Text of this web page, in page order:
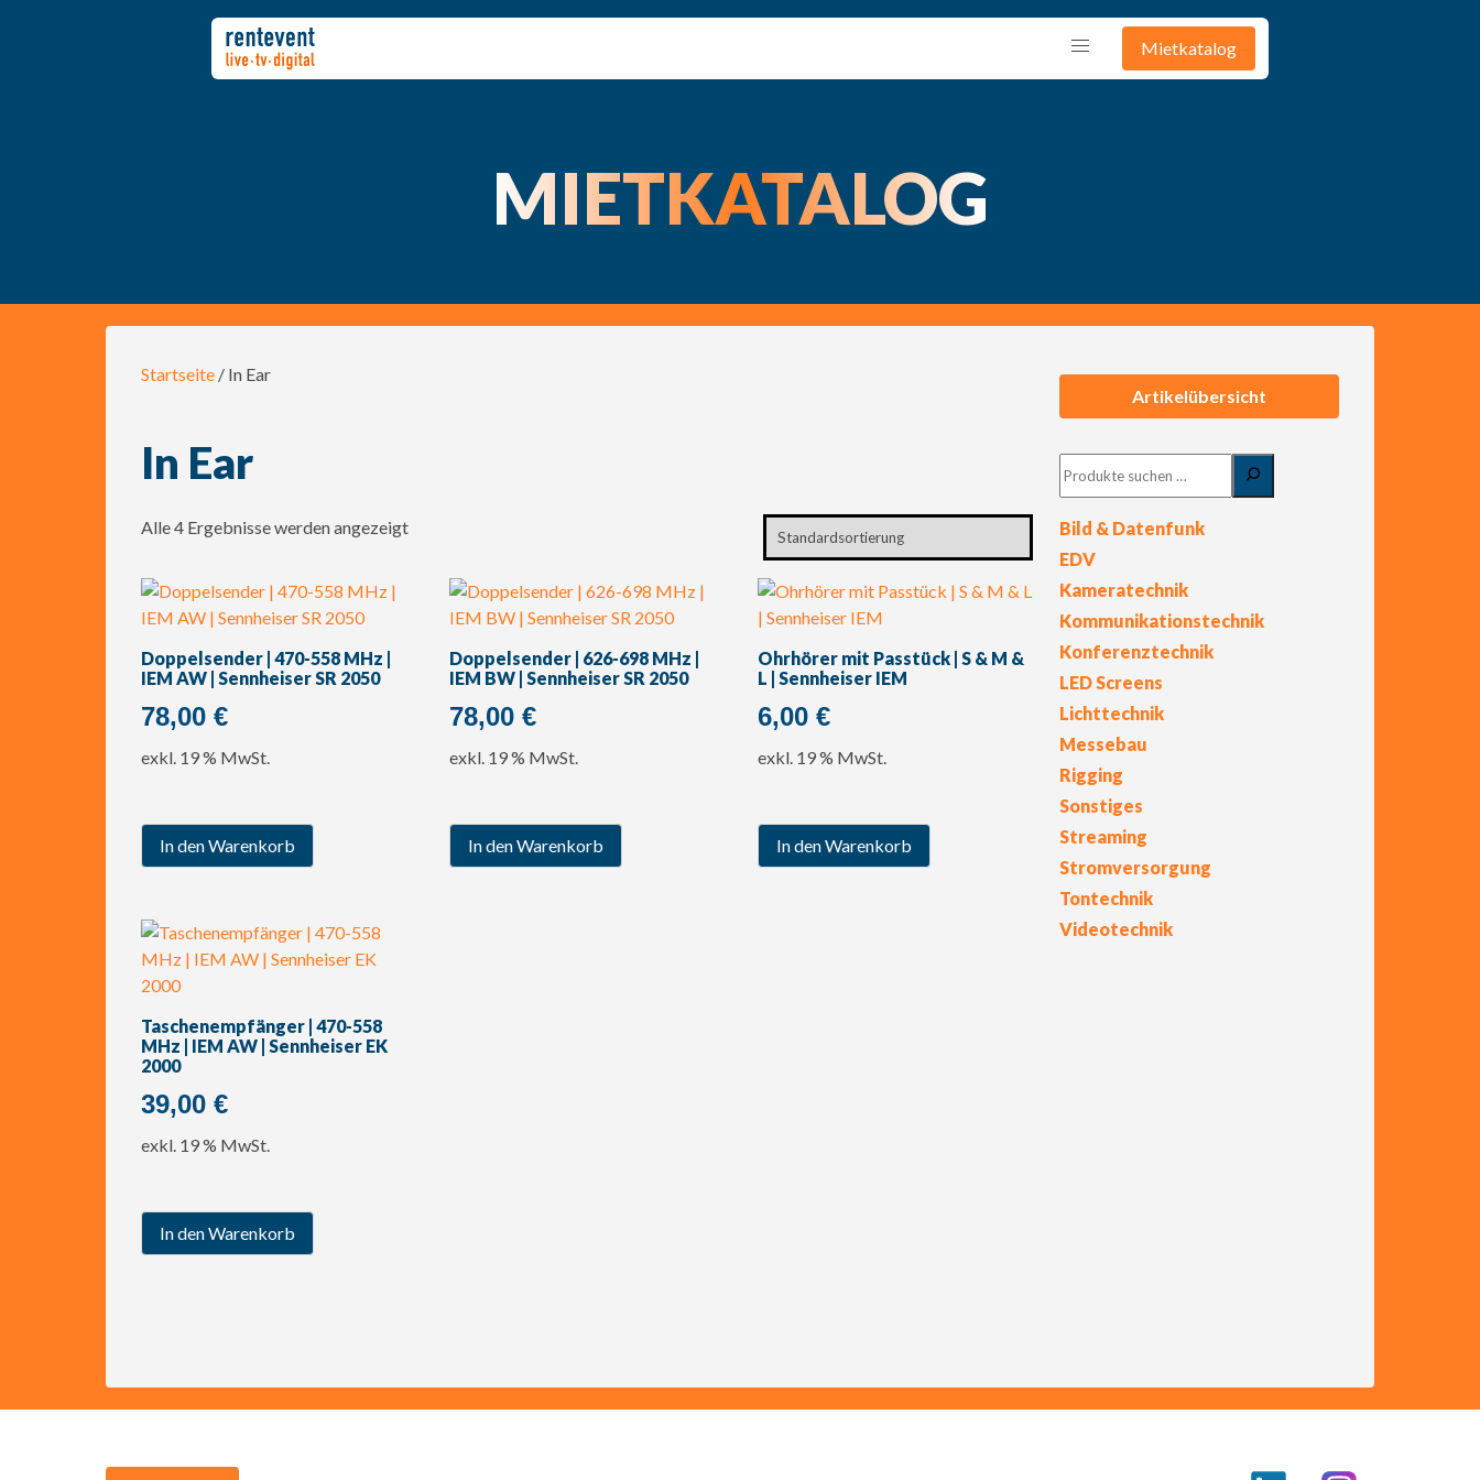
Mietkatalog
MIETKATALOG
Startseite / In Ear
In Ear
Alle 4 Ergebnisse werden angezeigt
Doppelsender | 470-558 MHz |
IEM AW | Sennheiser SR 2050
78,00 €
exkl. 19 % MwSt.
In den Warenkorb
Doppelsender | 626-698 MHz |
IEM BW | Sennheiser SR 2050
78,00 €
exkl. 19 % MwSt.
In den Warenkorb
Ohrhörer mit Passtück | S & M &
L | Sennheiser IEM
6,00 €
exkl. 19 % MwSt.
In den Warenkorb
Taschenempfänger | 470-558
MHz | IEM AW | Sennheiser EK
2000
39,00 €
exkl. 19 % MwSt.
In den Warenkorb
Artikelübersicht
Suchen
Bild & Datenfunk
EDV
Kameratechnik
Kommunikationstechnik
Konferenztechnik
LED Screens
Lichttechnik
Messebau
Rigging
Sonstiges
Streaming
Stromversorgung
Tontechnik
Videotechnik